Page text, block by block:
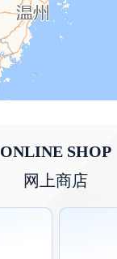
ONLINE SHOP
网上商店